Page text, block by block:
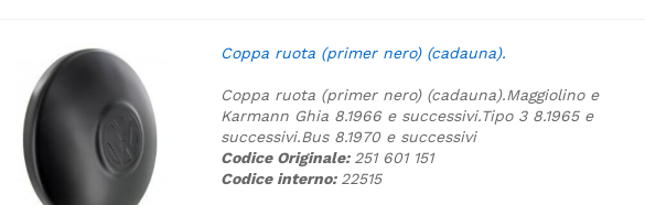
Coppa ruota (primer nero) (cadauna).
Coppa ruota (primer nero) (cadauna).Maggiolino e
Karmann Ghia 8.1966 e successivi.Tipo 3 8.1965 e
successivi.Bus 8.1970 e successivi
Codice Originale: 251 601 151
Codice interno: 22515